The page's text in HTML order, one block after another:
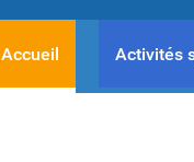
Accueil Activités